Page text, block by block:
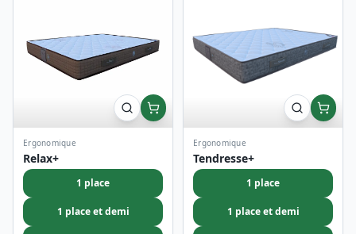
Ergonomique
Relax+
1 place
1 place et demi
Ergonomique
Tendresse+
1 place
1 place et demi